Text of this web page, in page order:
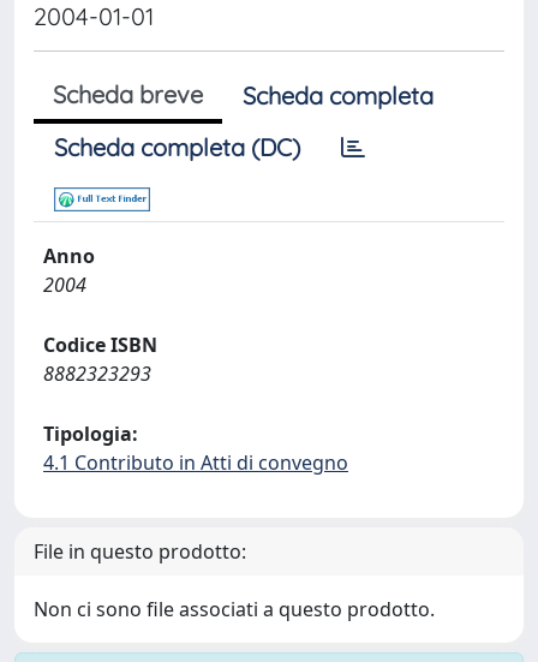
2004-01-01
Scheda breve
Scheda completa
Scheda completa (DC)
Anno
2004
Codice ISBN
8882323293
Tipologia:
4.1 Contributo in Atti di convegno
File in questo prodotto:
Non ci sono file associati a questo prodotto.